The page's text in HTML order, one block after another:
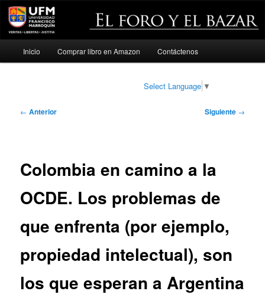
Ir
Inicio Comprar libro en Amazon Contáctenos
Select Language ▼
Navegación
← Anterior Siguiente →
Colombia en camino a la
OCDE. Los problemas de
que enfrenta (por ejemplo,
propiedad intelectual), son
los que esperan a Argentina